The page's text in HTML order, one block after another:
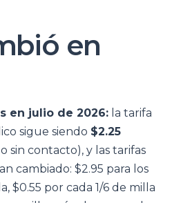
en
en julio de 2026: la tarifa
sigue siendo $2.25
sin contacto), y las tarifas
cambiado: $2.95 para los
$0.55 por cada 1/6 de milla